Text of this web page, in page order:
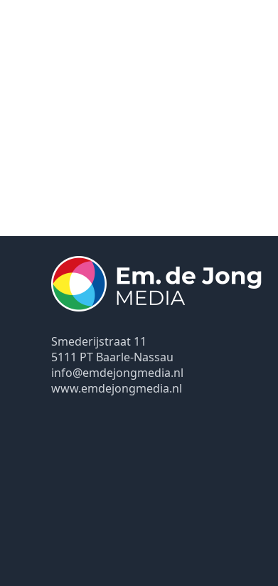
Smederijstraat 11
5111 PT Baarle-Nassau
info@emdejongmedia.nl
www.emdejongmedia.nl